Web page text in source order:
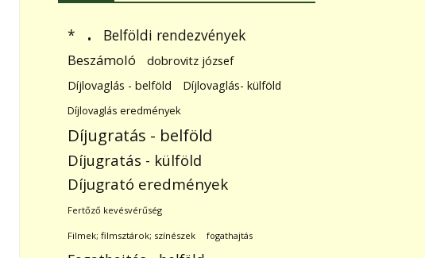
* . Belföldi rendezvények
Beszámoló dobrovitz józsef
Díjlovaglás - belföld Díjlovaglás- külföld
Díjlovaglás eredmények
Díjugratás - belföld
Díjugratás - külföld
Díjugrató eredmények
Fertőző kevésvérűség
Filmek; filmsztárok; színészek fogathajtás